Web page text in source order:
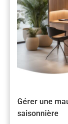
Gérer une
saisonnière